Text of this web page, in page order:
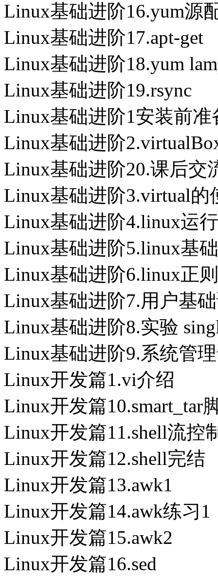
Linux基础进阶16.yum源
Linux基础进阶17.apt-get
Linux基础进阶18.yum
Linux基础进阶19.rsync
Linux基础进阶1安装前准
Linux基础进阶
Linux基础进阶20.课后交
Linux基础进阶3.virtual的
Linux基础进阶4.linux运
Linux基础进阶5.linux基
Linux基础进阶6.linux正则
Linux基础进阶7.用户基
Linux基础进阶8.实验
Linux基础进阶9.系统管
Linux开发篇1.vi介绍
Linux开发篇10.smart_tar
Linux开发篇11.shell流控
Linux开发篇12.shell完结
Linux开发篇13.awk1
Linux开发篇14.awk练习1
Linux开发篇15.awk2
Linux开发篇16.sed